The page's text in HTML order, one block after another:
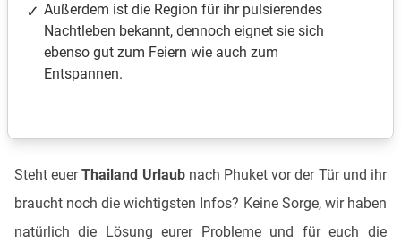
Außerdem ist die Region für ihr pulsierendes
Nachtleben bekannt, dennoch eignet sie sich
ebenso gut zum Feiern wie auch zum
Entspannen.
Steht euerThailand Urlaubnach Phuket vor der Tür und ihr
braucht noch die wichtigsten Infos? Keine Sorge, wir haben
natürlich die Lösung eurer Probleme und für euch die